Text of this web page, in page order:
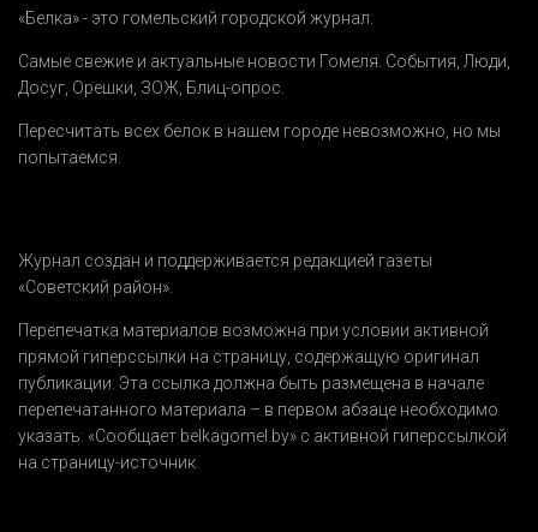
«Белка» - это гомельский городской журнал.
Самые свежие и актуальные новости Гомеля. События,Люди,
Досуг, Орешки, ЗОЖ, Блиц-опрос.
Пересчитать всех белок в нашем городе невозможно, но мы
попытаемся.
Журнал создан и поддерживается редакцией газеты
«Советский район».
Перепечатка материалов возможна при условии активной
прямой гиперссылки на страницу, содержащую оригинал
публикации. Эта ссылка должна быть размещена в начале
перепечатанного материала – в первом абзаце необходимо
указать: «Сообщает belkagomel.by» с активной гиперссылкой
на страницу-источник.